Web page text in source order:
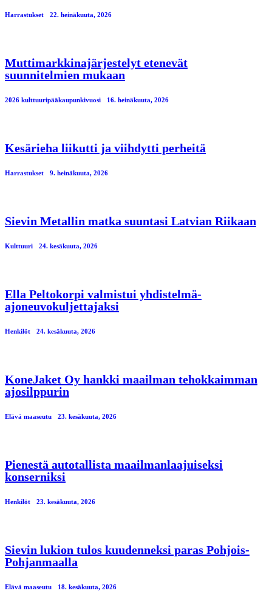
Harrastukset 22. heinäkuuta, 2026
Muttimarkkinajärjestelyt etenevät
suunnitelmien mukaan
2026 kulttuuripääkaupunkivuosi 16. heinäkuuta, 2026
Kesärieha liikutti ja viihdytti perheitä
Harrastukset 9. heinäkuuta, 2026
Sievin Metallin matka suuntasi Latvian Riikaan
Kulttuuri 24. kesäkuuta, 2026
Ella Peltokorpi valmistui yhdistelmä-
ajoneuvokuljettajaksi
Henkilöt 24. kesäkuuta, 2026
KoneJaket Oy hankki maailman tehokkaimman
ajosilppurin
Elävä maaseutu 23. kesäkuuta, 2026
Pienestä autotallista maailmanlaajuiseksi
konserniksi
Henkilöt 23. kesäkuuta, 2026
Sievin lukion tulos kuudenneksi paras Pohjois-
Pohjanmaalla
Elävä maaseutu 18. kesäkuuta, 2026